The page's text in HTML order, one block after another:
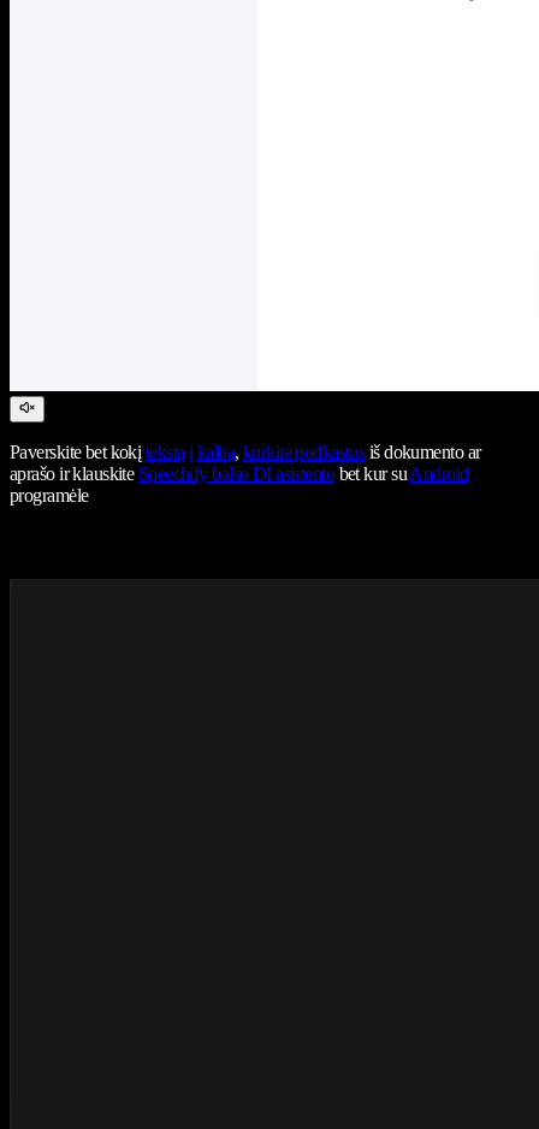
Paverskite bet kokįtekstą į kalbą, kurkite podkastusiš dokumento ar
aprašo ir klauskite Speechify balso DI asistentobet kur suAndroid
programėle